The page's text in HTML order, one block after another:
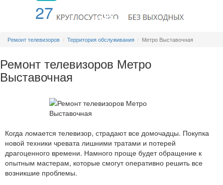
27
МЕНЮ
Ремонт телевизоров Территория обслуживания Метро Выставочная
Ремонт телевизоров Метро
Выставочная
Когда ломается телевизор, страдают все домочадцы. Покупка
новой техники чревата лишними тратами и потерей
драгоценного времени. Намного проще будет обращение к
опытным мастерам, которые смогут оперативно решить все
возникшие проблемы.